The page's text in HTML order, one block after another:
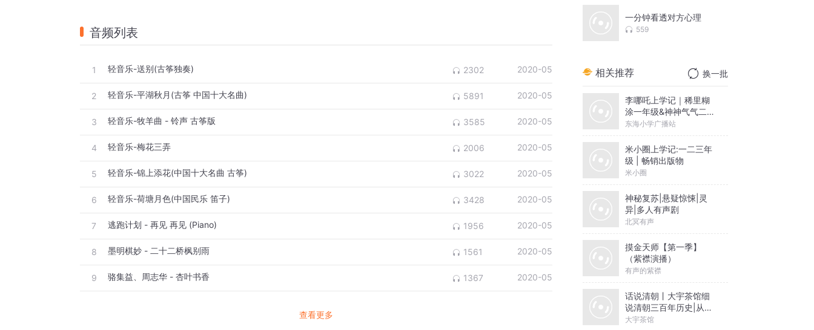
音频列表
1 轻音乐-送别(古筝独奏) 2302 2020-05
2 轻音乐-平湖秋月(古筝 中国十大名曲) 5891 2020-05
3 轻音乐-牧羊曲 - 铃声 古筝版 3585 2020-05
4 轻音乐-梅花三弄 2006 2020-05
5 轻音乐-锦上添花(中国十大名曲 古筝) 3022 2020-05
6 轻音乐-荷塘月色(中国民乐 笛子) 3428 2020-05
7 逃跑计划 - 再见 再见 (Piano) 1956 2020-05
8 墨明棋妙 - 二十二桥枫别雨 1561 2020-05
9 骆集益、周志华 - 杏叶书香 1367 2020-05
查看更多
一分钟看透对方心理
559
相关推荐 换一批
李哪吒上学记｜稀里糊
涂一年级&神神气气二年
级
东海小学广播站
米小圈上学记:一二三年
级 | 畅销出版物
米小圈
神秘复苏|悬疑惊悚|灵
异|多人有声剧
北冥有声
摸金天师【第一季】
（紫襟演播）
有声的紫襟
话说清朝丨大宇茶馆细
说清朝三百年历史|从努
尔哈赤到末代皇帝溥仪|
大宇茶馆